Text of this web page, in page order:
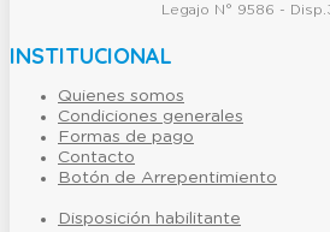
Legajo N° 9586 -
INSTITUCIONAL
Quienes somos
Condiciones generales
Formas de pago
Contacto
Botón de Arrepentimiento
Disposición habilitante